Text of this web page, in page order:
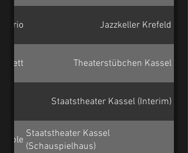
Jazzkeller Krefeld
Trio
Theaterstübchen Kassel
Staatstheater Kassel (Interim)
Staatstheater Kassel
(Schauspielhaus)